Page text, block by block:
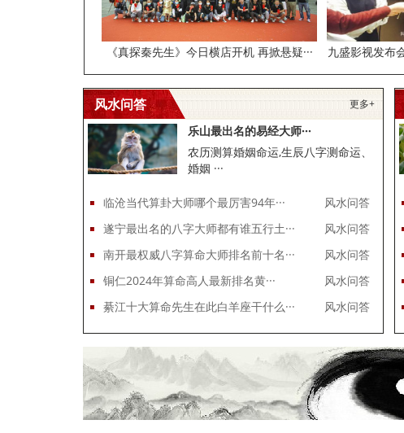
《真探秦先生》今日横店开机 再掀悬疑··· 九盛影视发布
风水问答 更多+
乐山最出名的易经大师···
农历测算婚姻命运,生辰八字测命运、
婚姻 ···
临沧当代算卦大师哪个最厉害94年···
风水问答
遂宁最出名的八字大师都有谁五行土···
风水问答
南开最权威八字算命大师排名前十名···
风水问答
铜仁2024年算命高人最新排名黄···
风水问答
綦江十大算命先生在此白羊座干什么···
风水问答